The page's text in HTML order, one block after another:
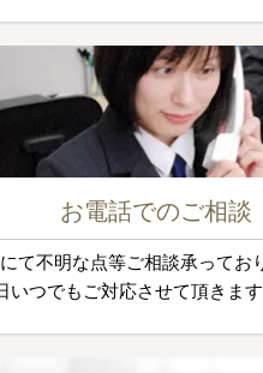
お電話でのご相談
て不明な点等ご相談承ってお
いつでもご対応させて頂きます